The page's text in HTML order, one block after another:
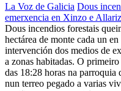
La Voz de Galicia Dous
emerxencia en Xinzo e Allariz
Dous incendios forestais
hectárea de monte cada un
intervención dos medios de
a zonas habitadas. O
das 18:28 horas na
nun terreo pegado a varias